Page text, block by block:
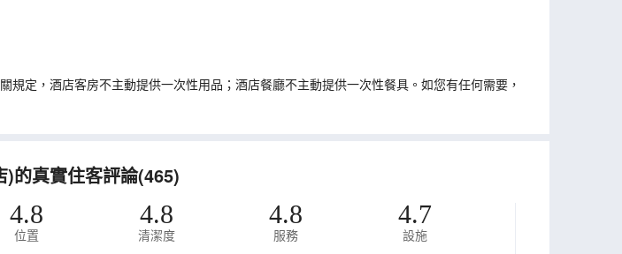
定，酒店客房不主動提供一次性用品；酒店餐廳不主動提供一次性餐具。如您有任何需要，
的真實住客評論(465)
4.8
位置
4.8
清潔度
4.8
服務
4.7
設施